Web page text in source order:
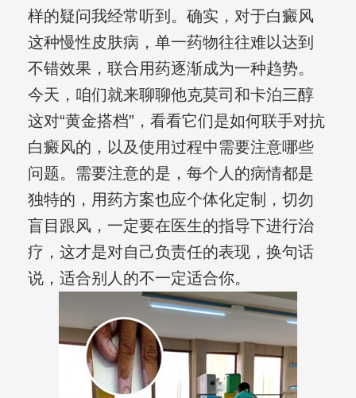
样的疑问我经常听到。确实，对于白癜风
这种慢性皮肤病，单一药物往往难以达到
不错效果，联合用药逐渐成为一种趋势。
今天，咱们就来聊聊他克莫司和卡泊三醇
这对“黄金搭档”，看看它们是如何联手对抗
白癜风的，以及使用过程中需要注意哪些
问题。需要注意的是，每个人的病情都是
独特的，用药方案也应个体化定制，切勿
盲目跟风，一定要在医生的指导下进行治
疗，这才是对自己负责任的表现，换句话
说，适合别人的不一定适合你。